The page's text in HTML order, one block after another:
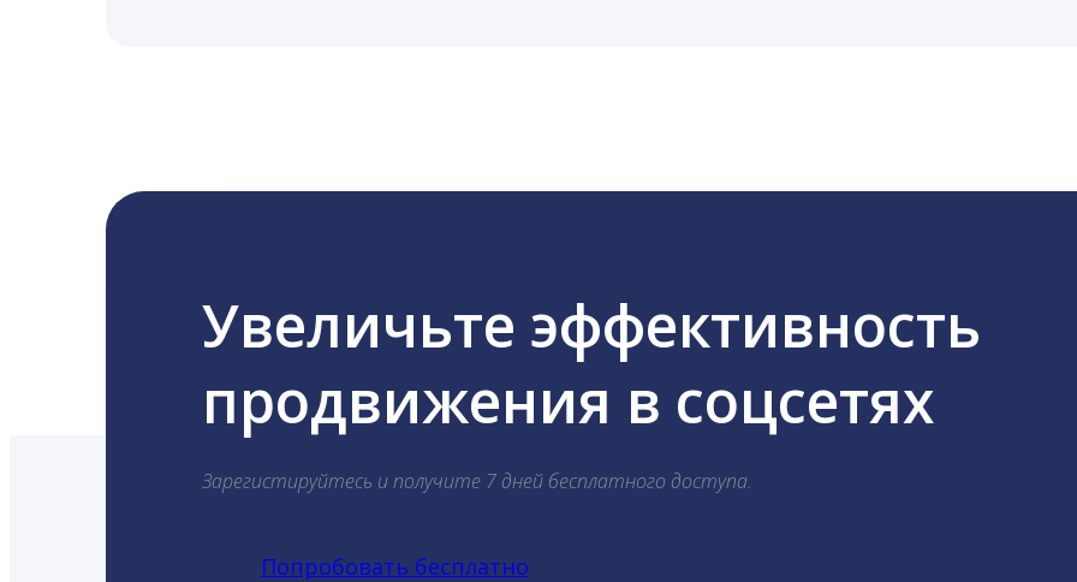
Увеличьте эффективность
продвижения в соцсетях
Зарегистируйтесь и получите 7 дней бесплатного доступа.
Попробовать бесплатно